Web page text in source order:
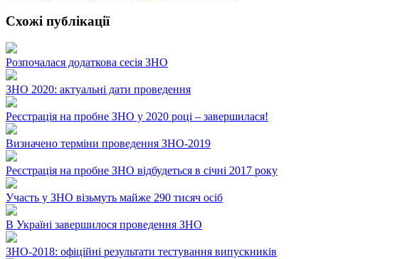
Схожі публікації
Розпочалася додаткова сесія ЗНО
ЗНО 2020: актуальні дати проведення
Реєстрація на пробне ЗНО у 2020 році – завершилася!
Визначено терміни проведення ЗНО-2019
Реєстрація на пробне ЗНО відбудеться в січні 2017 року
Участь у ЗНО візьмуть майже 290 тисяч осіб
В Україні завершилося проведення ЗНО
ЗНО-2018: офіційні результати тестування випускників